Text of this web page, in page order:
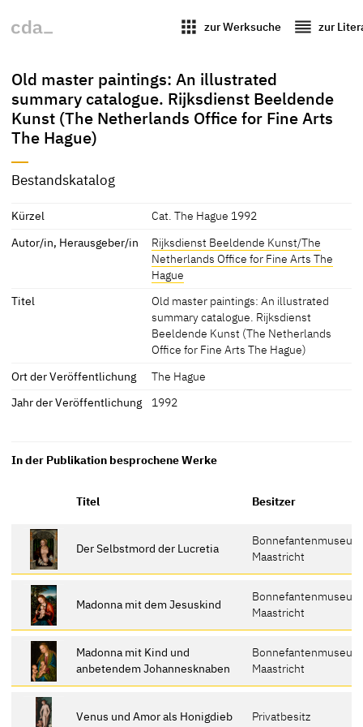
apps zur Werksuche reorder zur
Old master paintings: An illustrated
summary catalogue. Rijksdienst Beeldende
Kunst (The Netherlands Office for Fine Arts
The Hague)
Bestandskatalog
Kürzel
Cat. The Hague 1992
Autor/in, Herausgeber/in
Rijksdienst Beeldende Kunst/The
Netherlands Office for Fine Arts The
Hague
Titel
Old master paintings: An illustrated
summary catalogue. Rijksdienst
Beeldende Kunst (The Netherlands
Office for Fine Arts The Hague)
Ort der Veröffentlichung
The Hague
Jahr der Veröffentlichung
1992
In der Publikation besprochene Werke
Titel Besitzer
Der Selbstmord der Lucretia
Maastricht
Madonna mit dem Jesuskind
Maastricht
Madonna mit Kind und
anbetendem Johannesknaben
Maastricht
Venus und Amor als Honigdieb Privatbesitz